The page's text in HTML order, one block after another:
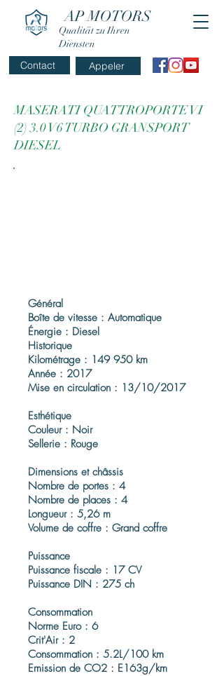
AP MOTORS
Qualität zu Ihren
Diensten
Appeler
Contact
MASERATI QUATTROPORTE VI
(2) 3.0 V6 TURBO GRANSPORT
DIESEL
Général
Boîte de vitesse : Automatique
Énergie : Diesel
Historique
Kilométrage : 149 950 km
Année : 2017
Mise en circulation : 13/10/2017
Esthétique
Couleur : Noir
Sellerie : Rouge
Dimensions et châssis
Nombre de portes : 4
Nombre de places : 4
Longueur : 5,26 m
Volume de coffre : Grand coffre
Puissance
Puissance fiscale : 17 CV
Puissance DIN : 275 ch
Consommation
Norme Euro : 6
Crit'Air : 2
Consommation : 5.2L/100 km
Emission de CO2 : E163g/km